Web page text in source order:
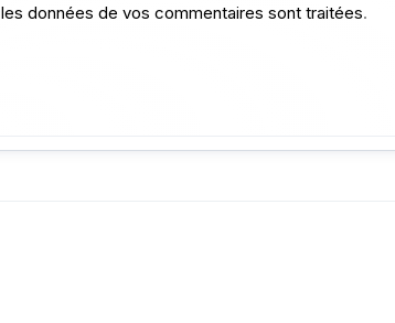
les données de vos commentaires sont traitées.